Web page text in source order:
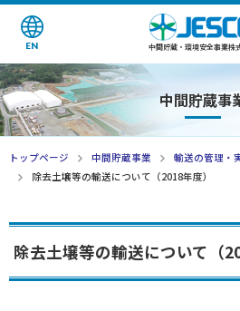
中間貯蔵・環境安全事業株
EN
中間貯蔵事
トップページ 中間貯蔵事業
輸送の管理・
除去土壌等の輸送について（2018年度）
除去土壌等の輸送について（